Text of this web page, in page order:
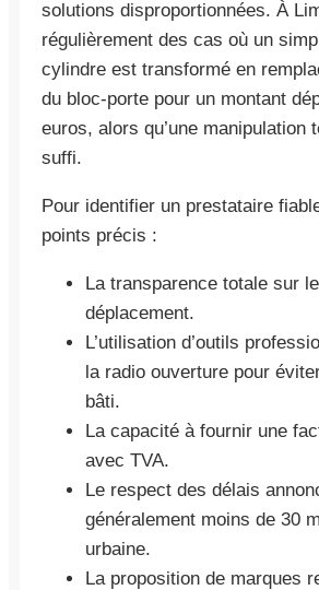
solutions disproportionnées. À
régulièrement des cas où un
cylindre est transformé en
du bloc-porte pour un montant
euros, alors qu’une manipulation
suffi.
Pour identifier un prestataire
points précis :
La transparence totale sur
déplacement.
L’utilisation d’outils
la radio ouverture pour
bâti.
La capacité à fournir une
avec TVA.
Le respect des délais
généralement moins de 30
urbaine.
La proposition de marques